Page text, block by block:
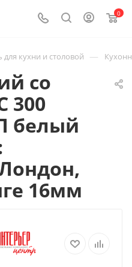
0
кухни и столовой —
со
300
белый
16мм